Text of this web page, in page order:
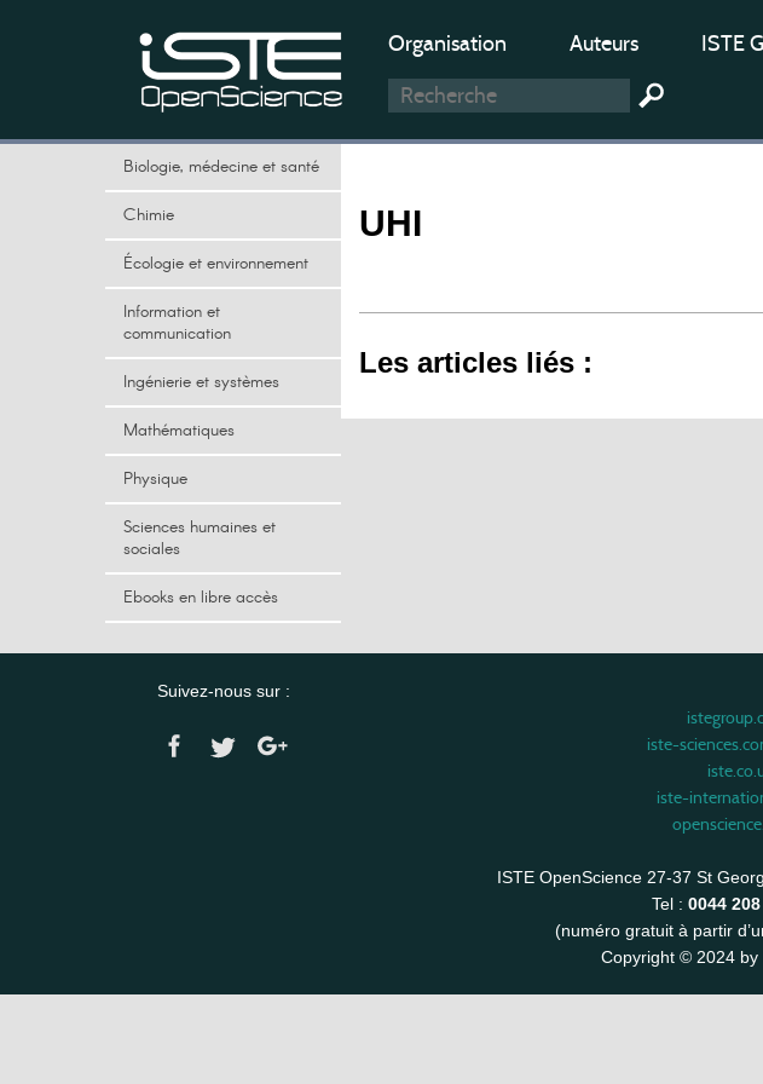
Organisation Auteurs ISTE
Biologie, médecine et santé
Chimie
Écologie et environnement
Information et
communication
Ingénierie et systèmes
Mathématiques
Physique
Sciences humaines et
sociales
Ebooks en libre accès
UHI
Les articles liés :
Suivez-nous sur :
iste-
iste-
ISTE OpenScience 27-37 St
Tel : 0044
(numéro gratuit à partir
Copyright © 2024 by